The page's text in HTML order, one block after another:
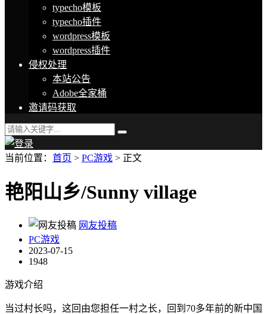
typecho模板
typecho插件
wordpress模板
wordpress插件
侵权处理
本站公告
Adobe全家桶
邀请码获取
当前位置： 首页 > PC游戏 > 正文
艳阳山乡/Sunny village
网友投稿
PC游戏
2023-07-15
1948
游戏介绍
当过村长吗，这回由您担任一村之长，回到70多年前的新中国